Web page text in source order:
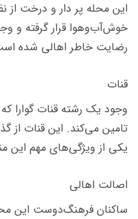
این محله پر دار و درخت از
خوش‌آب‌وهوا قرار گرفته و
رضایت خاطر اهالی شده
قنات
وجود یک رشته قنات گوارا
تامین می‌کند. این قنات از
یکی از ویژگی‌های مهم
اصالت اهالی
ساکنان فرهنگ‌دوست این